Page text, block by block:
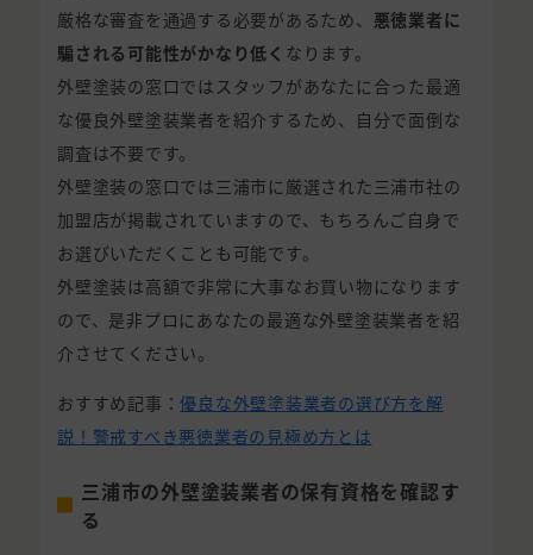
厳格な審査を通過する必要があるため、 悪徳業者に
騙される可能性がかなり低く なります。
外壁塗装の窓口ではスタッフがあなたに合った最適
な優良外壁塗装業者を紹介するため、自分で面倒な
調査は不要です。
外壁塗装の窓口では三浦市に厳選された三浦市社の
加盟店が掲載されていますので、もちろんご自身で
お選びいただくことも可能です。
外壁塗装は高額で非常に大事なお買い物になります
ので、是非プロにあなたの最適な外壁塗装業者を紹
介させてください。
おすすめ記事：優良な外壁塗装業者の選び方を解
説！警戒すべき悪徳業者の見極め方とは
三浦市の外壁塗装業者の保有資格を確認す
る